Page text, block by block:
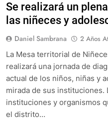
Se realizará un
las niñeces y
Daniel Sambrana 2 Años
La Mesa territorial de
realizará una jornada de
actual de los niños, niñas y
mirada de sus instituciones.
instituciones y organismos
el distrito…